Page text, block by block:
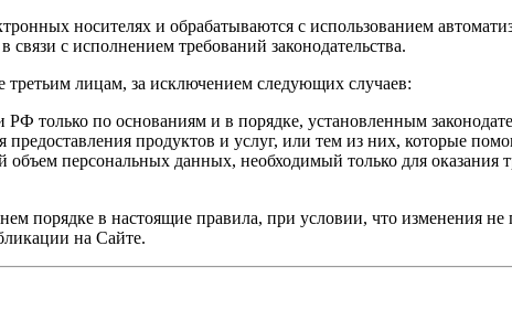
носителях и обрабатываются с использованием
с исполнением требований законодательства.
третьим лицам, за исключением следующих случаев:
только по основаниям и в порядке, установленным
продуктов и услуг, или тем из них, которые
персональных данных, необходимый только для оказания
порядке в настоящие правила, при условии, что изменения
на Сайте.